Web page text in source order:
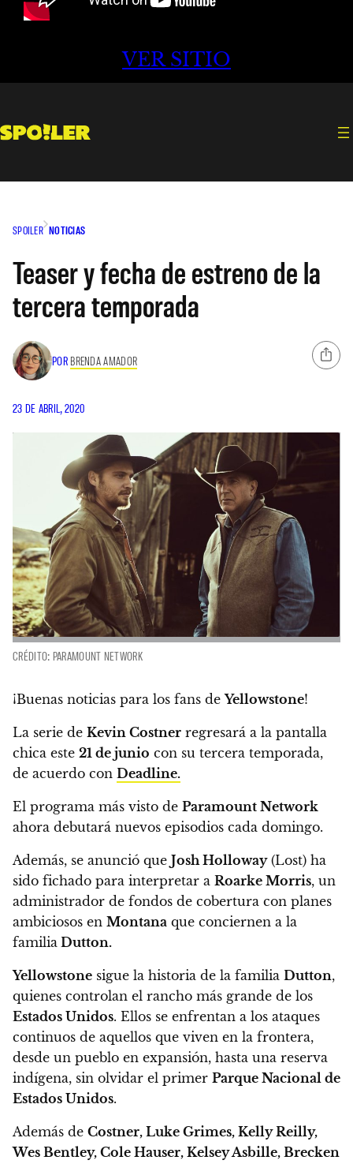
VER SITIO
SPOILER NOTICIAS
Teaser y fecha de estreno de la
tercera temporada
POR BRENDA AMADOR
23 DE ABRIL, 2020
CRÉDITO: PARAMOUNT NETWORK
¡Buenas noticias para los fans deYellowstone!
La serie de Kevin Costner regresará a la pantalla
chica este 21 de junio con su tercera temporada,
de acuerdo con Deadline.
El programa más visto de Paramount Network
ahora debutará nuevos episodios cada domingo.
Además, se anunció que Josh Holloway(Lost) ha
sido fichado para interpretar a Roarke Morris, un
administrador de fondos de cobertura con planes
ambiciosos en Montana que conciernen a la
familia Dutton.
Yellowstone sigue la historia de la familia Dutton,
quienes controlan el rancho más grande de los
Estados Unidos. Ellos se enfrentan a los ataques
continuos de aquellos que viven en la frontera,
desde un pueblo en expansión, hasta una reserva
indígena, sin olvidar el primer Parque Nacional de
Estados Unidos.
Además de Costner, Luke Grimes, Kelly Reilly,
Wes Bentley, Cole Hauser, Kelsey Asbille, Brecken